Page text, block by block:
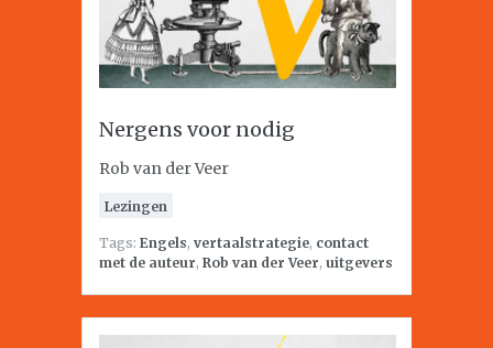
Nergens voor nodig
Rob van der Veer
Lezingen
Tags: Engels, vertaalstrategie, contact
met de auteur, Rob van der Veer, uitgevers